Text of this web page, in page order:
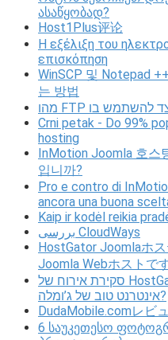
ასაწყობად?
Host1Plus评论
Η εξέλιξη του
επισκόπηση
WinSCP 및 Notepad
는 방법
Crni petak - Do 99%
hosting
InMotion Joomla 호스
입니까?
Pro e contro di
ancora una buona
Kaip ir kodėl reikia
بررسی CloudWays
HostGator Joomlaホ
Joomla Webホストで
סקירת אירוח של HostGator ג’ומלה - האם זה מארח
אינטרנט טוב של ג’ומלה?
DudaMobile.comレビ
6 საუკეთესო